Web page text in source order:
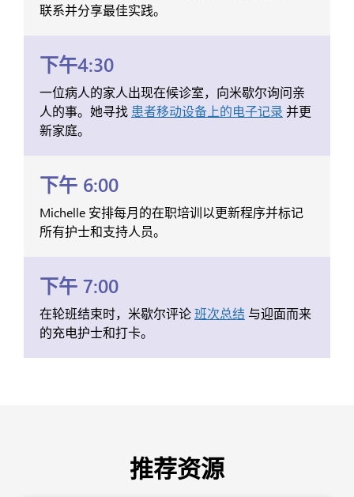
联系并分享最佳实践。
下午4:30
一位病人的家人出现在候诊室，向米歇尔询问亲
人的事。她寻找 患者移动设备上的电子记录 并更
新家庭。
下午 6:00
Michelle 安排每月的在职培训以更新程序并标记
所有护士和支持人员。
下午 7:00
在轮班结束时，米歇尔评论班次总结 与迎面而来
的充电护士和打卡。
推荐资源